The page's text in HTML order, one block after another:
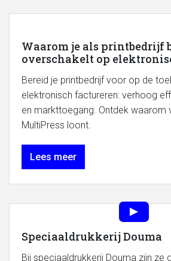
Waarom je als printbedrijf
overschakelt op
Bereid je printbedrijf voor op de
elektronisch factureren: verhoog
en markttoegang. Ontdek waarom
MultiPress loont.
Lees meer
Speciaaldrukkerij Douma
Bij speciaaldrukkerij Douma zijn ze